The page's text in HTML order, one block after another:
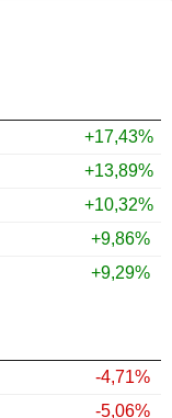
+17,43%
+13,89%
+10,32%
+9,86%
+9,29%
-4,71%
-5,06%